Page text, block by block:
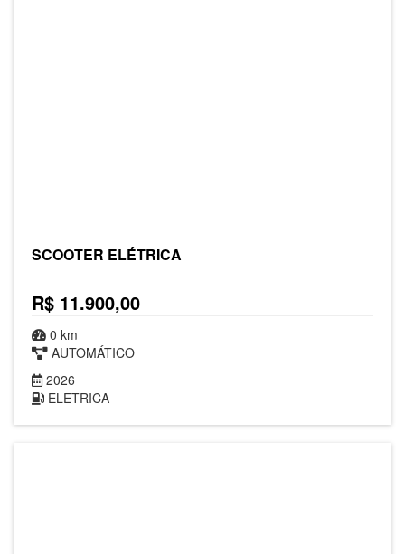
SCOOTER ELÉTRICA
R$ 11.900,00
0 km
AUTOMÁTICO
2026
ELETRICA